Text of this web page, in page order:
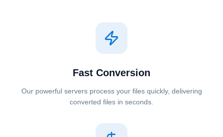
Fast Conversion
Our powerful servers process your files quickly, delivering
converted files in seconds.